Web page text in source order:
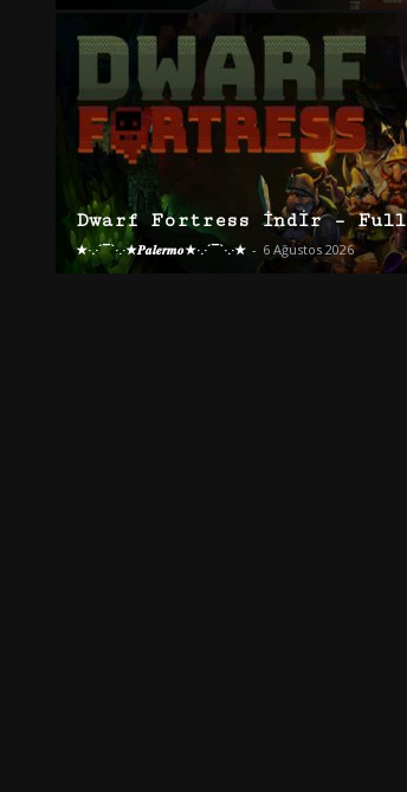
Dwarf Fortress İndir – Full
★·.·´¯`·.·★𝑷𝒂𝒍𝒆𝒓𝒎𝒐★·.·´¯`·.·★ - 6 Ağustos 2026